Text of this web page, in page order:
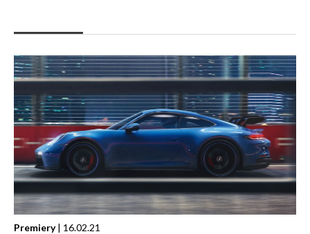
Premiery | 16.02.21